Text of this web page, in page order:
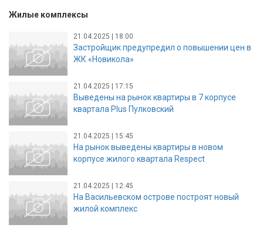
Жилые комплексы
21.04.2025 | 18:00
Застройщик предупредил о повышении цен в
ЖК «Новикола»
21.04.2025 | 17:15
Выведены на рынок квартиры в 7 корпусе
квартала Plus Пулковский
21.04.2025 | 15:45
На рынок выведены квартиры в новом
корпусе жилого квартала Respect
21.04.2025 | 12:45
На Васильевском острове построят новый
жилой комплекс